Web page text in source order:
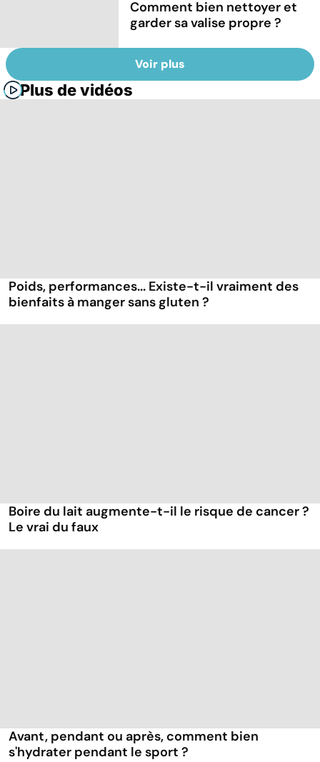
Comment bien nettoyer et
garder sa valise propre ?
Voir plus
Plus de vidéos
Poids, performances... Existe-t-il vraiment des
bienfaits à manger sans gluten ?
Boire du lait augmente-t-il le risque de cancer ?
Le vrai du faux
Avant, pendant ou après, comment bien
s'hydrater pendant le sport ?